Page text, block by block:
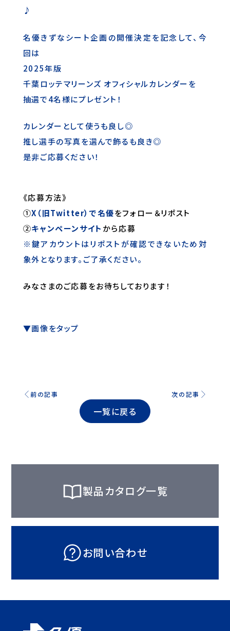
♪
名優きずなシート企画の開催決定を記念して、今
回は
2025年版
千葉ロッテマリーンズ オフィシャルカレンダーを
抽選で4名様にプレゼント！
カレンダーとして使うも良し◎
推し選手の写真を選んで飾るも良き◎
是非ご応募ください！
《応募方法》
①X（旧Twitter）で名優をフォロー＆リポスト
②キャンペーンサイト から応募
※鍵アカウントはリポストが確認できないため対
象外となります。ご了承ください。
みなさまのご応募をお待ちしております！
▼画像をタップ
前の記事
一覧に戻る
次の記事
製品カタログ一覧
お問い合わせ